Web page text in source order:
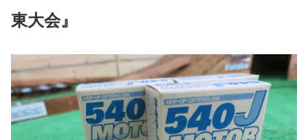
東大会』